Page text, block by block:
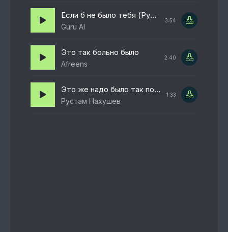
Если б не было тебя (Русская кавер версия)
Guru AI
3:54
Это так больно было
Afreens
2:40
Это же надо было так поссориться
Рустам Нахушев
1:33